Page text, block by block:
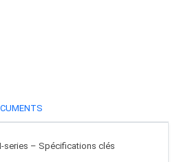
series – Spécifications clés